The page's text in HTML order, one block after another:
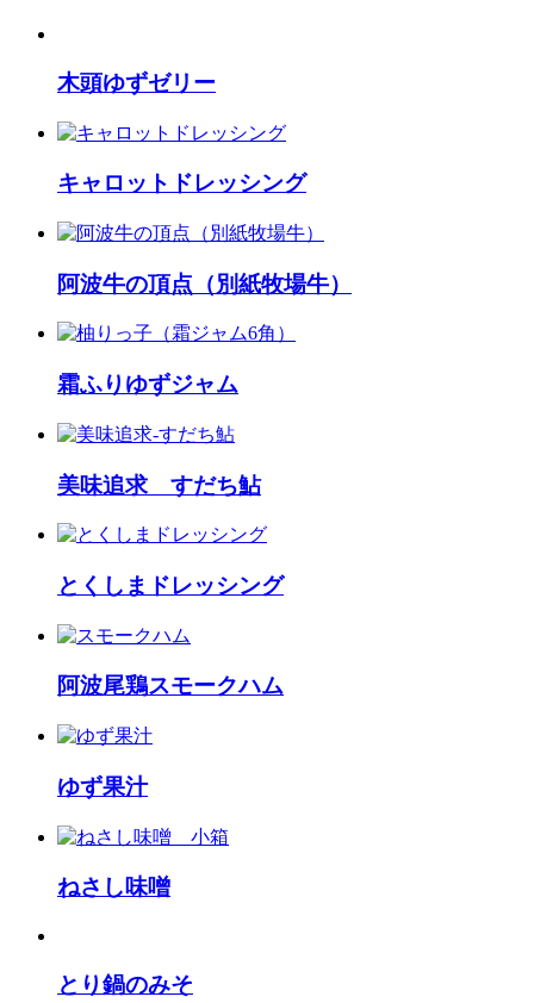
木頭ゆずゼリー
キャロットドレッシング
阿波牛の頂点（別紙牧場牛）
霜ふりゆずジャム
美味追求 すだち鮎
とくしまドレッシング
阿波尾鶏スモークハム
ゆず果汁
ねさし味噌
とり鍋のみそ